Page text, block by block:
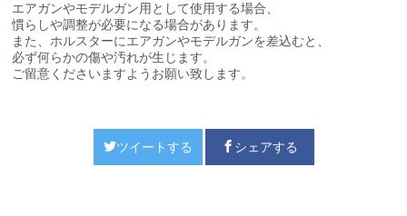
エアガンやモデルガン用として使用する場合、
慣らしや調整が必要になる場合があります。
また、ホルスターにエアガンやモデルガンを差込むと、
必ず何らかの傷や汚れが生じます。
ご留意くださいますようお願い致します。
ツイートする シェアする